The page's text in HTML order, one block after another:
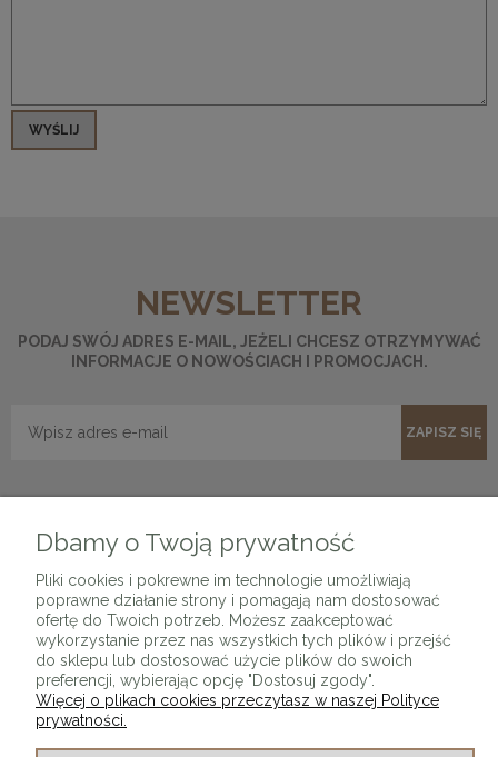
WYŚLIJ
NEWSLETTER
PODAJ SWÓJ ADRES E-MAIL, JEŻELI CHCESZ OTRZYMYWAĆ
INFORMACJE O NOWOŚCIACH I PROMOCJACH.
ZAPISZ SIĘ
O SKLEPIE
KONTAKT Z NAMI
Dbamy o Twoją prywatność
Pliki cookies i pokrewne im technologie umożliwiają
poprawne działanie strony i pomagają nam dostosować
ofertę do Twoich potrzeb. Możesz zaakceptować
wykorzystanie przez nas wszystkich tych plików i przejść
do sklepu lub dostosować użycie plików do swoich
preferencji, wybierając opcję "Dostosuj zgody".
Więcej o plikach cookies przeczytasz w naszej Polityce
prywatności.